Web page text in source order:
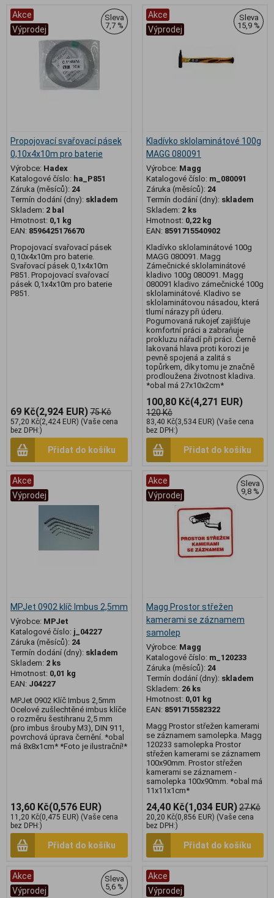
Akce
Výprodej
Sleva
7,7 %
Propojovací svařovací pásek
0,10x4x10m pro baterie
Výrobce: Hadex
Katalogové číslo: ha_P851
Záruka (měsíců): 24
Termín dodání (dny): skladem
Skladem: 2 bal
Hmotnost: 0,1 kg
EAN: 8596425176670
Propojovací svařovací pásek
0,10x4x10m pro baterie.
Svařovací pásek 0,1x4x10m
P851. Propojovací svařovací
pásek 0,1x4x10m pro baterie
P851.
69 Kč(2,924 EUR)75 Kč
57,20 Kč(2,424 EUR) (Vaše cena
bez DPH:)
Přidat do košíku
Akce
Výprodej
Sleva
15,9 %
Kladívko sklolaminátové 100g
MAGG 080091
Výrobce: Magg
Katalogové číslo: m_080091
Záruka (měsíců): 24
Termín dodání (dny): skladem
Skladem: 2 ks
Hmotnost: 0,22 kg
EAN: 8591715540902
Kladívko sklolaminátové 100g
MAGG 080091. Magg
Zámečnické sklolaminátové
kladivo 100g 080091. Magg
080091 kladivo zámečnické 100g
sklolaminátové. Kladivo se
sklolaminátovou násadou, která
tlumí nárazy při úderu.
Pogumovaná rukojeť zajišťuje
komfortní práci a zabraňuje
prokluzu nářadí při práci. Černě
lakovaná hlava proti korozi je
pevně spojená a zalitá s
topůrkem, díky tomu je značně
prodloužena životnost kladiva.
*obal má 27x10x2cm*
100,80 Kč(4,271 EUR)
120 Kč
83,40 Kč(3,534 EUR) (Vaše cena
bez DPH:)
Přidat do košíku
Akce
Výprodej
MPJet 0902 klíč Imbus 2,5mm
Výrobce: MPJet
Katalogové číslo: j_04227
Záruka (měsíců): 24
Termín dodání (dny): skladem
Skladem: 2 ks
Hmotnost: 0,01 kg
EAN: J04227
MPJet 0902 Klíč Imbus 2,5mm
Ocelové zušlechtěné imbus klíče
o rozměru šestihranu 2,5 mm
(pro imbus šrouby M3), DIN 911,
povrchová úprava černění. *obal
má 8x8x1cm* *Foto je ilustrační!*
13,60 Kč(0,576 EUR)
11,20 Kč(0,475 EUR) (Vaše cena
bez DPH:)
Přidat do košíku
Akce
Výprodej
Sleva
9,8 %
Magg Prostor střežen
kamerami se záznamem
samolep
Výrobce: Magg
Katalogové číslo: m_120233
Záruka (měsíců): 24
Termín dodání (dny): skladem
Skladem: 26 ks
Hmotnost: 0,01 kg
EAN: 8591715582322
Magg Prostor střežen kamerami
se záznamem samolepka. Magg
120233 samolepka Prostor
střežen kamerami se záznamem
100x90mm. Prostor střežen
kamerami se záznamem -
samolepka 100x90mm. *obal má
11x11x1cm*
24,40 Kč(1,034 EUR)27 Kč
20,20 Kč(0,856 EUR) (Vaše cena
bez DPH:)
Přidat do košíku
Akce
Výprodej
Sleva
5,6 %
Akce
Výprodej